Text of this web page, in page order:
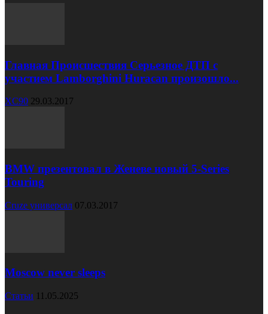
Главная Происшествия Серьезное ДТП с
участием Lamborghini Huracan произошло...
XC90 29.03.2017
BMW презентовал в Женеве новый 5-Series
Touring
Cruze универсал 07.03.2017
Moscow never sleeps
Статьи 11.05.2025